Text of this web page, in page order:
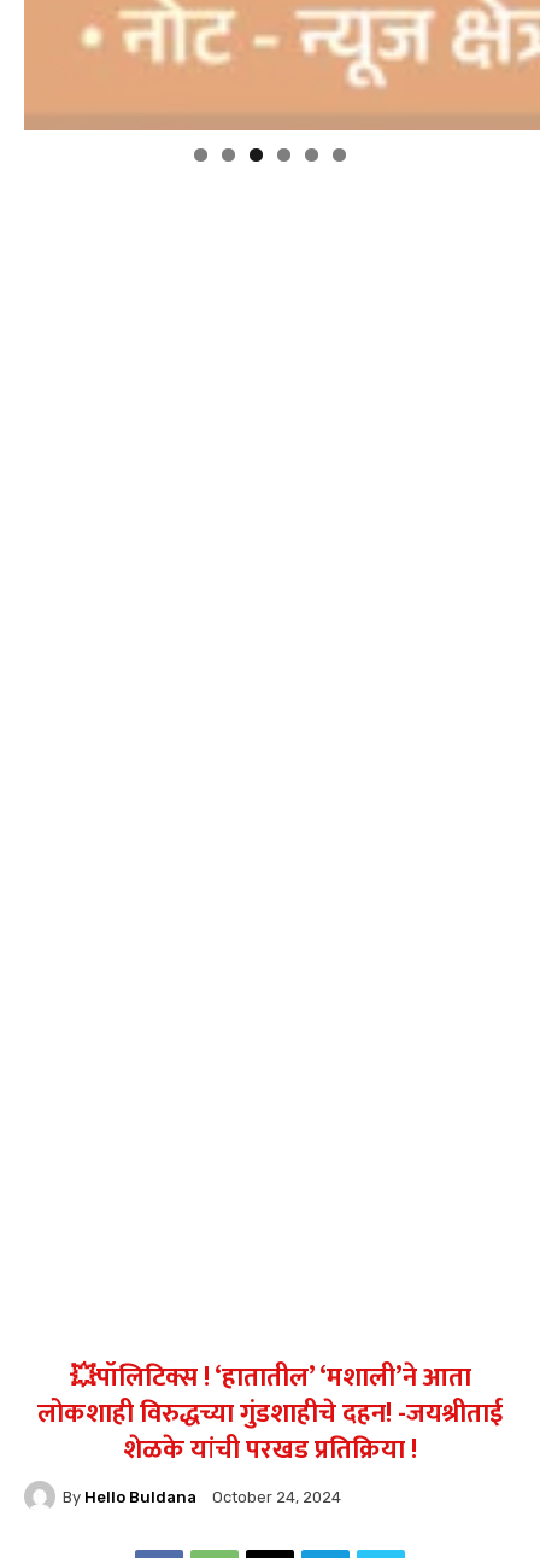
💥पॉलिटिक्स ! ‘हातातील’ ‘मशाली’ने आता
लोकशाही विरुद्धच्या गुंडशाहीचे दहन! -जयश्रीताई
शेळके यांची परखड प्रतिक्रिया !
By Hello Buldana October 24, 2024